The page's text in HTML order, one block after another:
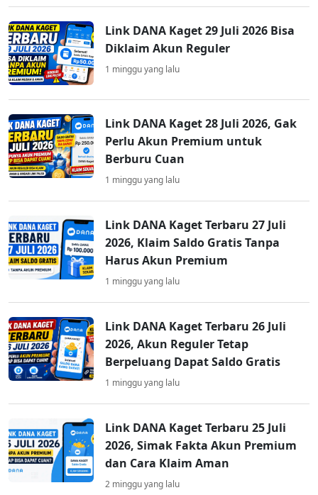
Link DANA Kaget 29 Juli 2026 Bisa
Diklaim Akun Reguler
1 minggu yang lalu
Link DANA Kaget 28 Juli 2026, Gak
Perlu Akun Premium untuk
Berburu Cuan
1 minggu yang lalu
Link DANA Kaget Terbaru 27 Juli
2026, Klaim Saldo Gratis Tanpa
Harus Akun Premium
1 minggu yang lalu
Link DANA Kaget Terbaru 26 Juli
2026, Akun Reguler Tetap
Berpeluang Dapat Saldo Gratis
1 minggu yang lalu
Link DANA Kaget Terbaru 25 Juli
2026, Simak Fakta Akun Premium
dan Cara Klaim Aman
2 minggu yang lalu